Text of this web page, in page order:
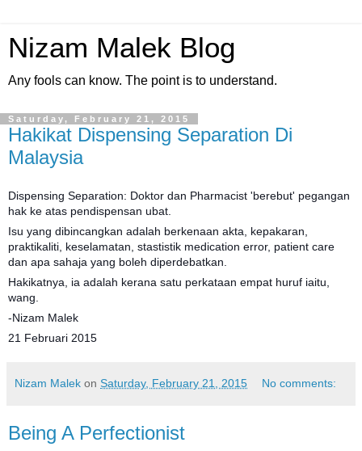
Nizam Malek Blog
Any fools can know. The point is to understand.
Saturday, February 21, 2015
Hakikat Dispensing Separation Di
Malaysia
Dispensing Separation: Doktor dan Pharmacist 'berebut' pegangan
hak ke atas pendispensan ubat.
Isu yang dibincangkan adalah berkenaan akta, kepakaran,
praktikaliti, keselamatan, stastistik medication error, patient care
dan apa sahaja yang boleh diperdebatkan.
Hakikatnya, ia adalah kerana satu perkataan empat huruf iaitu,
wang.
-Nizam Malek
21 Februari 2015
Nizam Malek on Saturday, February 21, 2015 No comments:
Being A Perfectionist